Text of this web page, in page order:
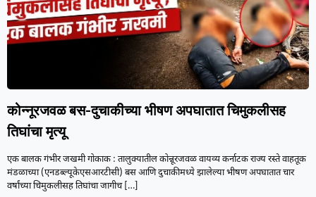
कोन्नूरजवळ बस-दुचाकीच्या भीषण अपघातात चिमुकलीसह
तिघांचा मृत्यू
एक बालक गंभीर जखमी गोकाक : तालुक्यातील कोन्नूरजवळ वायव्य कर्नाटक राज्य रस्ते वाहतूक
मंडळाच्या (एनडब्ल्यूकेएसआरटीसी) बस आणि दुचाकीमध्ये झालेल्या भीषण अपघातात चार
वर्षांच्या चिमुकलीसह तिघांचा जागीच[…]